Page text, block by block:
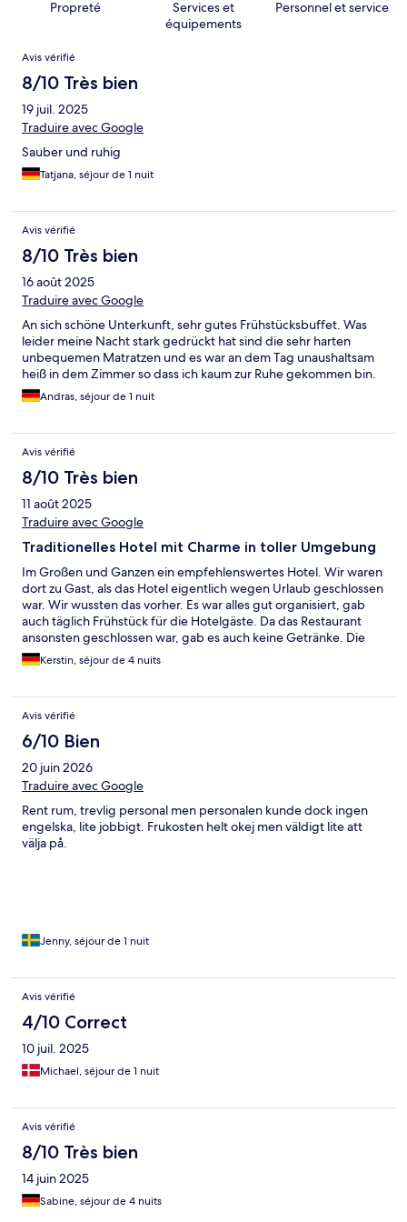
Propreté
Services et
équipements
Personnel et service
Avis
Avis vérifié
8/10 Très bien
19 juil. 2025
Traduire avec Google
Sauber und ruhig
Tatjana, séjour de 1 nuit
Avis vérifié
8/10 Très bien
16 août 2025
Traduire avec Google
An sich schöne Unterkunft, sehr gutes Frühstücksbuffet. Was
leider meine Nacht stark gedrückt hat sind die sehr harten
unbequemen Matratzen und es war an dem Tag unaushaltsam
heiß in dem Zimmer so dass ich kaum zur Ruhe gekommen bin.
Andras, séjour de 1 nuit
Avis vérifié
8/10 Très bien
11 août 2025
Traduire avec Google
Traditionelles Hotel mit Charme in toller Umgebung
Im Großen und Ganzen ein empfehlenswertes Hotel. Wir waren
dort zu Gast, als das Hotel eigentlich wegen Urlaub geschlossen
war. Wir wussten das vorher. Es war alles gut organisiert, gab
auch täglich Frühstück für die Hotelgäste. Da das Restaurant
ansonsten geschlossen war, gab es auch keine Getränke. Die
dahingehende Selbstversorgung war kein Problem, eine
Kühlmöglichkeit wäre bei den hochsommerlichen
landschaftliche Lage, viele Ausflugs- und Wandermöglichkeiten.
Wir kommen gerne noch einmal bei Normalbetrieb.
Kerstin, séjour de 4 nuits
Avis vérifié
6/10 Bien
20 juin 2026
Traduire avec Google
Rent rum, trevlig personal men personalen kunde dock ingen
engelska, lite jobbigt. Frukosten helt okej men väldigt lite att
välja på.
Jenny, séjour de 1 nuit
Avis vérifié
4/10 Correct
10 juil. 2025
Michael, séjour de 1 nuit
Avis vérifié
8/10 Très bien
14 juin 2025
Sabine, séjour de 4 nuits